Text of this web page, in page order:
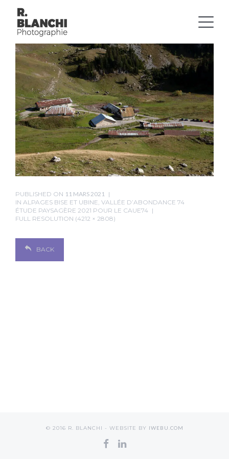
PUBLISHED ON 11 MARS 2021
IN ALPAGES BISE ET UBINE, VALLÉE D’ABONDANCE 74
ÉTUDE PAYSAGÈRE 2021 POUR LE CAUE74
FULL RESOLUTION (4212 × 2808)
BACK
© 2016 R. BLANCHI - WEBSITE BY IWEBU.COM